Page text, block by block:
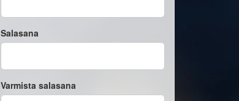
Salasana
Varmista salasana